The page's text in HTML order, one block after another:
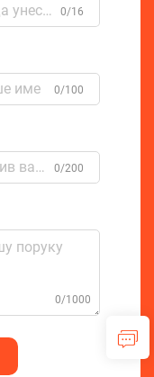
0/16
0/100
0/200
0/1000